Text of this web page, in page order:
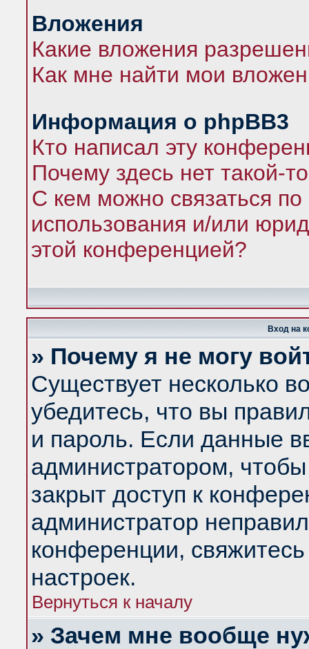
Вложения
Какие вложения
Как мне найти мои
Информация о phpBB3
Кто написал эту
Почему здесь нет такой-
С кем можно связаться по
использования и/или
этой конференцией?
Вход на
» Почему я не могу
Существует несколько
убедитесь, что вы
и пароль. Если данные
администратором,
закрыт доступ к
администратор
конференции,
настроек.
Вернуться к началу
» Зачем мне вообще